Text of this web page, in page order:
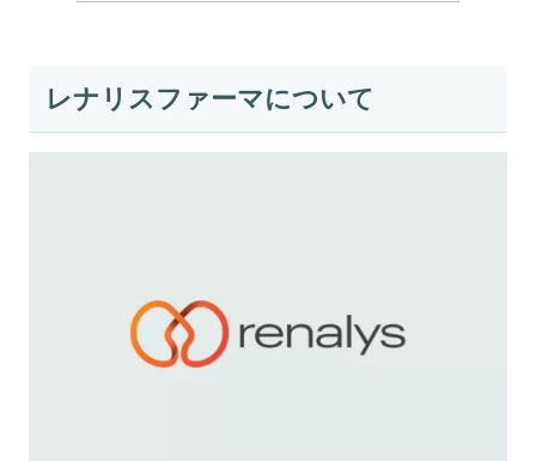
レナリスファーマについて